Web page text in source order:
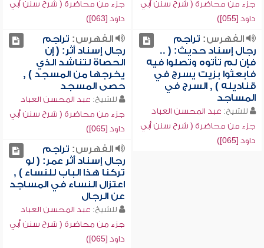
جزء من محاضرة ( شرح سنن أبي
داود [055])
جزء من محاضرة ( شرح سنن أبي
داود [063])
الفهرس: تراجم
رجال إسناد حديث: ( ..
فإن لم تأتوه وتصلوا فيه
فابعثوا بزيت يسرج في
قناديله ) , السرج في
المساجد
للشيخ: عبد المحسن العباد
جزء من محاضرة ( شرح سنن أبي
داود [065])
الفهرس: تراجم
رجال إسناد أثر: ( إن
الحصاة لتناشد الذي
يخرجها من المسجد ) ,
حصى المسجد
للشيخ: عبد المحسن العباد
جزء من محاضرة ( شرح سنن أبي
داود [065])
الفهرس: تراجم
رجال إسناد أثر عمر: ( لو
تركنا هذا الباب للنساء ) ,
اعتزال النساء في المساجد
عن الرجال
للشيخ: عبد المحسن العباد
جزء من محاضرة ( شرح سنن أبي
داود [065])